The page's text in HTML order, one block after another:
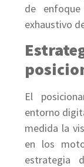
de
exhaustivo
El
entorno
medida la
en los
estrategia